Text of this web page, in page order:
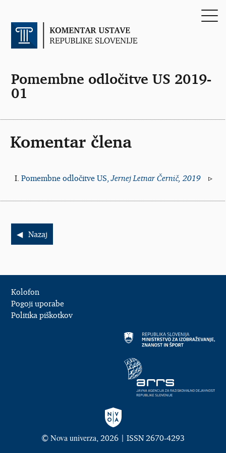
Pomembne odločitve US 2019-
01
Komentar člena
Pomembne odločitve US, Jernej Letnar Černič, 2019
Nazaj
Kolofon
Pogoji uporabe
Politika piškotkov
© Nova univerza, 2026 | ISSN 2670-4293